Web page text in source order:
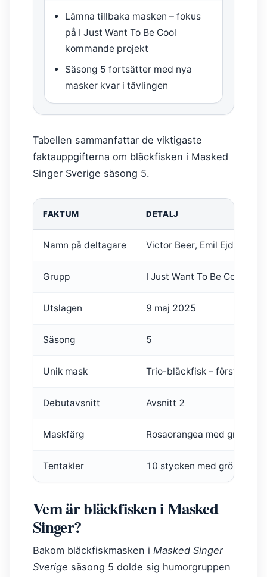
Lämna tillbaka masken – fokus
på I Just Want To Be Cool
kommande projekt
Säsong 5 fortsätter med nya
masker kvar i tävlingen
Tabellen sammanfattar de viktigaste
faktauppgifterna om bläckfisken i Masked
Singer Sverige säsong 5.
FAKTUM DETALJ
Namn på deltagare Victor Beer, Emil Ejdemo
Grupp I Just Want To Be Cool
Utslagen 9 maj 2025
Säsong 5
Unik mask Trio-bläckfisk – första i
Debutavsnitt Avsnitt 2
Maskfärg Rosaorangea med gröna
Tentakler 10 stycken med gröna
Vem är bläckfisken i Masked
Singer?
Bakom bläckfiskmasken i Masked Singer
Sverige säsong 5 dolde sig humorgruppen